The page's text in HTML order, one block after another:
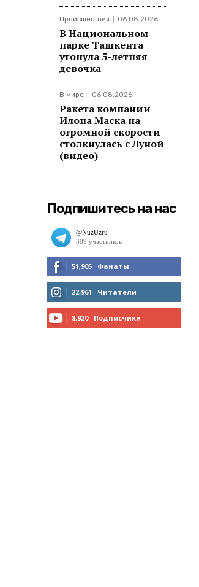
Происшествия 06.08.2026
В Национальном
парке Ташкента
утонула 5-летняя
девочка
В мире 06.08.2026
Ракета компании
Илона Маска на
огромной скорости
столкнулась с Луной
(видео)
Подпишитесь на нас
51,905 Фанаты
МНЕ НРАВИТСЯ
22,961 Читатели
8,920 Подписчики